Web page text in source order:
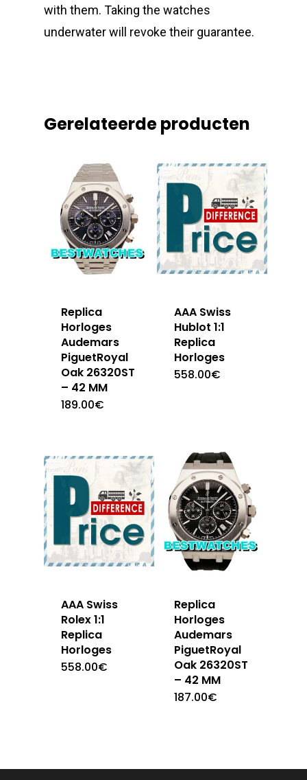
with them. Taking the watches
underwater will revoke their guarantee.
Gerelateerde producten
Replica
Horloges
Audemars
PiguetRoyal
Oak 26320ST
– 42 MM
189.00€
AAA Swiss
Hublot 1:1
Replica
Horloges
558.00€
AAA Swiss
Rolex 1:1
Replica
Horloges
558.00€
Replica
Horloges
Audemars
PiguetRoyal
Oak 26320ST
– 42 MM
187.00€